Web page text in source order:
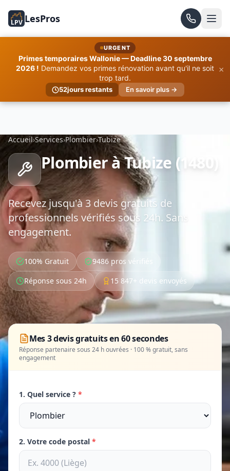
LPV LesPros
URGENT
Primes temporaires Wallonie — Deadline 30 septembre
2026 ! Demandez vos primes rénovation avant qu'il ne soit
trop tard.
52jours restants En savoir plus →
×
Accueil›Services›Plombier›Tubize
Plombier à Tubize (1480)
Recevez jusqu'à 3 devis gratuits de
professionnels vérifiés sous 24h. Sans
engagement.
100% Gratuit
9486 pros vérifiés
Réponse sous 24h
15 847+ devis envoyés
Mes 3 devis gratuits en 60 secondes
Réponse partenaire sous 24 h ouvrées · 100 % gratuit, sans
engagement
1. Quel service ? *
2. Votre code postal *